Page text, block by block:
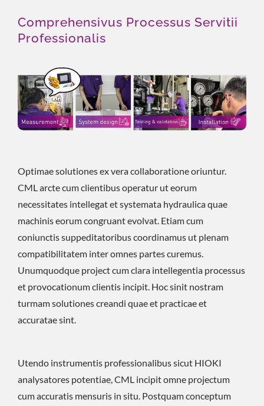
Comprehensivus Processus Servitii
Professionalis
Optimae solutiones ex vera collaboratione oriuntur.
CML arcte cum clientibus operatur ut eorum
necessitates intellegat et systemata hydraulica quae
machinis eorum congruant evolvat. Etiam cum
coniunctis suppeditatoribus coordinamus ut plenam
compatibilitatem inter omnes partes curemus.
Unumquodque project cum clara intellegentia processus
et provocationum clientis incipit. Hoc sinit nostram
turmam solutiones creandi quae et practicae et
accuratae sint.
Utendo instrumentis professionalibus sicut HIOKI
analysatores potentiae, CML incipit omne projectum
cum accuratis mensuris in situ. Postquam conceptum